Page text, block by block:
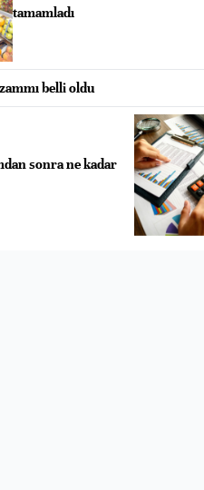
tamamladı
belli oldu
sonra ne kadar